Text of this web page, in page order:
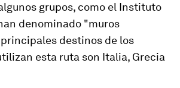
grupos, como el Instituto
denominado "muros
destinos de los
esta ruta son Italia, Grecia